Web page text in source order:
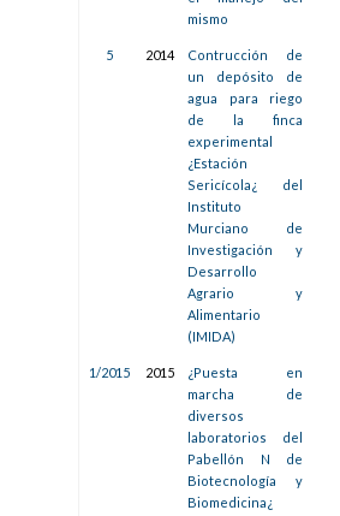
mismo
5 2014
Contrucción de
un depósito de
agua para riego
de la finca
experimental
¿Estación
Sericícola¿ del
Instituto
Murciano de
Investigación y
Desarrollo
Agrario y
Alimentario
(IMIDA)
1/2015 2015
¿Puesta en
marcha de
diversos
laboratorios del
Pabellón N de
Biotecnología y
Biomedicina¿